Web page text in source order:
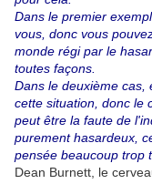
Dans le premier
vous, donc vous
monde régi par le
toutes façons.
Dans le deuxième cas,
cette situation, donc le
peut être la faute de
purement hasardeux,
pensée beaucoup trop
Dean Burnett, le